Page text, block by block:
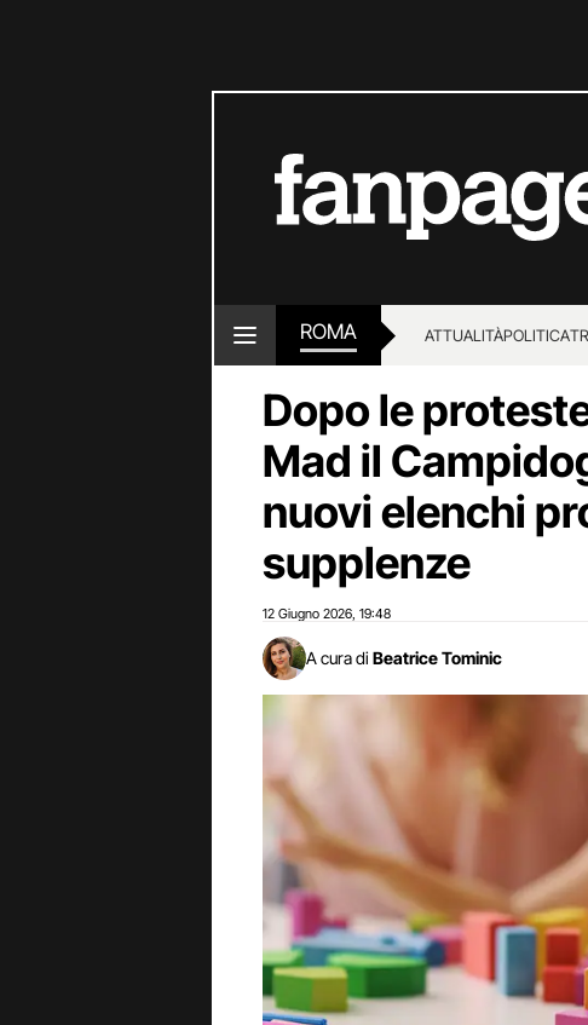
ROMA ATTUALITÀPOLITICA
Dopo le
Mad il
nuovi elenchi
supplenze
12 Giugno 2026 19:48
A cura di Beatrice Tominic